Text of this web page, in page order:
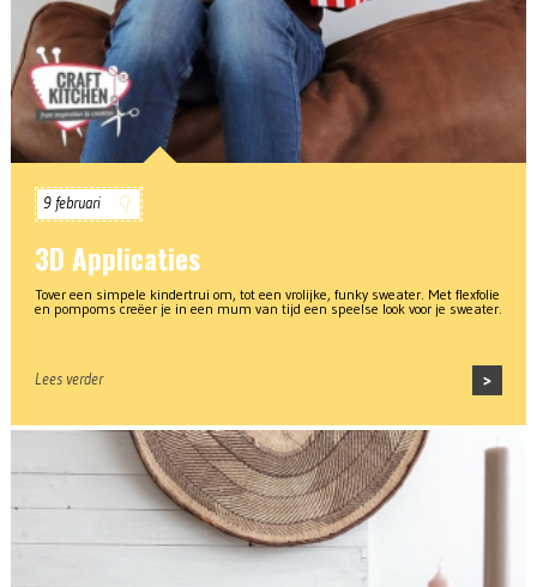
9 februari
3D Applicaties
Tover een simpele kindertrui om, tot een vrolijke, funky sweater. Met flexfolie
en pompoms creëer je in een mum van tijd een speelse look voor je sweater.
Lees verder